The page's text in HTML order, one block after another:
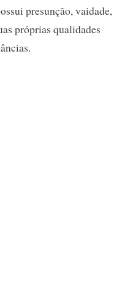
presunção, vaidade,
próprias qualidades